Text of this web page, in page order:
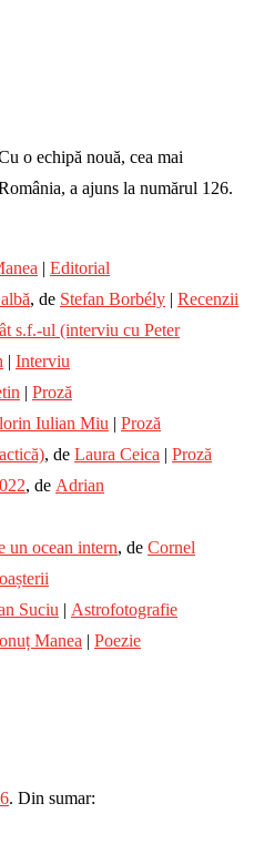
o echipă nouă, cea mai
a ajuns la numărul 126.
| Editorial
, de Stefan Borbély | Recenzii
s.f.-ul (interviu cu Peter
| Interviu
| Proză
Iulian Miu | Proză
, de Laura Ceica | Proză
, de Adrian
un ocean intern, de Cornel
Suciu | Astrofotografie
Manea | Poezie
. Din sumar: